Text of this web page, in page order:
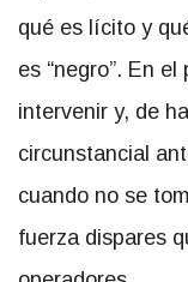
qué es lícito y
es “negro”. En
intervenir y, de
circunstancial
cuando no se
fuerza dispares